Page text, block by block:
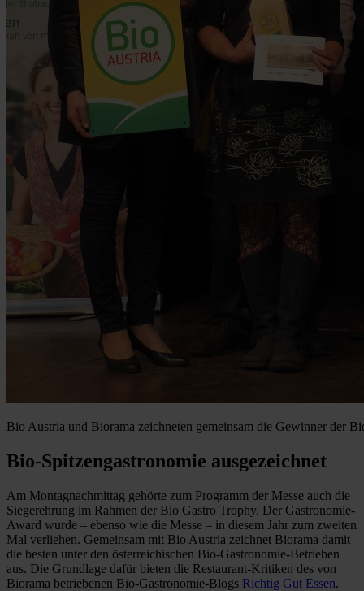
Bio Austria und Biorama zeichneten gemeinsam die Gewinner der
Bio-Spitzengastronomie ausgezeichnet
Am Montagnachmittag gehörte zum Programm der Messe auch die
Siegerehrung im Rahmen der Bio Gastro Trophy. Der Gastronomie-
Award wurde – ebenso wie die Messe – in diesem Jahr zum zweiten
Mal verliehen. Gemeinsam mit Bio Austria zeichnet Biorama damit
die besten unter den österreichischen Bio-Gastronomie-Betrieben
aus. Die Grundlage dafür bieten die Restaurant-Kritiken des von
Biorama betriebenen Bio-Gastronomie-Blogs Richtig Gut Essen.